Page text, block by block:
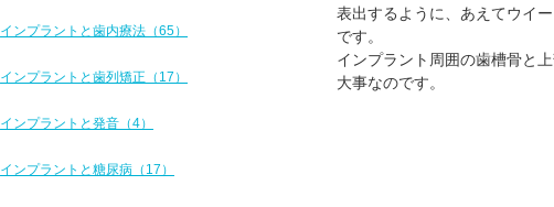
表出するように、あえてウイ
です。
インプラント周囲の歯槽骨と
大事なのです。
インプラントと歯内療法（65）
インプラントと歯列矯正（17）
インプラントと発音（4）
インプラントと糖尿病（17）